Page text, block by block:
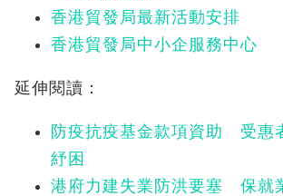
香港貿發局最新活動安排
香港貿發局中小企服務中心
延伸閱讀：
防疫抗疫基金款項資助 受惠
紓困
港府力建失業防洪要塞 保就